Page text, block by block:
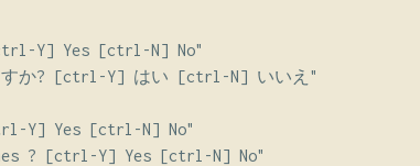
Y] Yes [ctrl-N] No"
すか? [ctrl-Y] はい [ctrl-N] いいえ"
Y] Yes [ctrl-N] No"
? [ctrl-Y] Yes [ctrl-N] No"